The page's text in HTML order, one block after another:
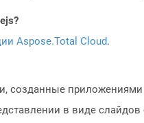
Aspose.Total Cloud.
приложениями
в виде